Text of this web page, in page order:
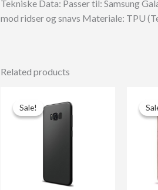
Tekniske Data: Passer til: Samsung
mod ridser og snavs Materiale: TPU
Related products
Sale!
Sale!